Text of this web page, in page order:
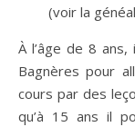
(voir la
À l’âge de 8
Bagnères pour
cours par des
qu’à 15 ans il